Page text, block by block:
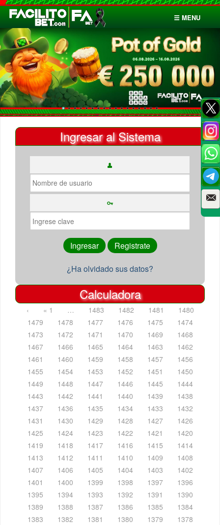
☰ MENU
Inicio
Apuestas
Cuentas
Ingresar al Sistema
¿Ha olvidado sus datos?
Calculadora
‹ « 1 … 1483 1482 1481
1480
1479
1478 1477 1476 1475
1474
1473
1472 1471 1470 1469
1468
1467
1466 1465 1464 1463
1462
1461
1460 1459 1458 1457
1456
1455
1454 1453 1452 1451
1450
1449
1448 1447 1446 1445
1444
1443
1442 1441 1440 1439
1438
1437
1436 1435 1434 1433
1432
1431
1430 1429 1428 1427
1426
1425
1424 1423 1422 1421
1420
1419
1418 1417 1416 1415
1414
1413
1412 1411 1410 1409
1408
1407
1406 1405 1404 1403
1402
1401
1400 1399 1398 1397
1396
1395
1394 1393 1392 1391
1390
1389
1388 1387 1386 1385
1384
1383
1382 1381 1380 1379
1378